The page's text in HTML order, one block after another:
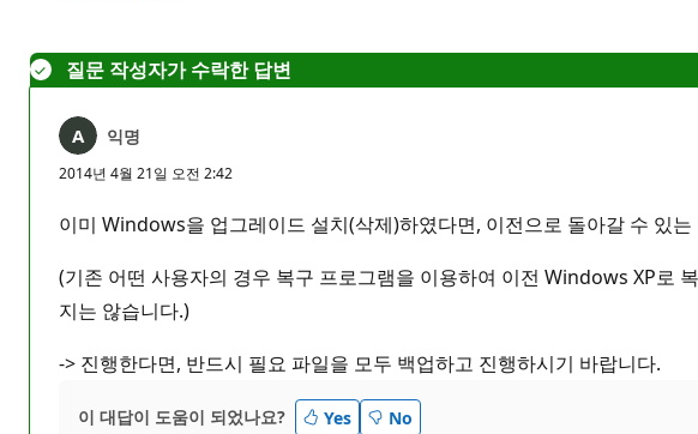
질문 작성자가 수락한 답변
익명
2014년 4월 21일 오전 2:42
이미 Windows을 업그레이드 설치(삭제)하였다면, 이전으로 돌아갈 수 있는
(기존 어떤 사용자의 경우 복구 프로그램을 이용하여 이전 Windows XP로
지는 않습니다.)
-> 진행한다면, 반드시 필요 파일을 모두 백업하고 진행하시기 바랍니다.
이 대답이 도움이 되었나요? Yes No